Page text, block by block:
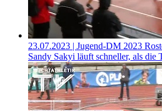
23.07.2023 | Jugend-DM 2023
Sandy Sakyi läuft schneller, als die